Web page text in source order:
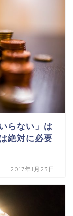
らない」は
絶対に必要
2017年1月23日